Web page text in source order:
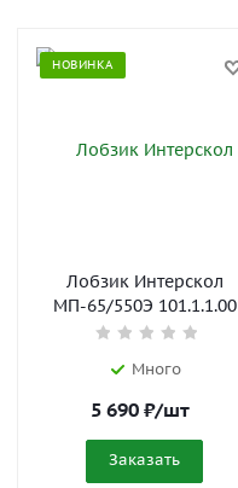
НОВИНКА
Лобзик Интерскол
МП-65/550Э 101.1.1.00
Много
5 690 ₽/шт
Заказать